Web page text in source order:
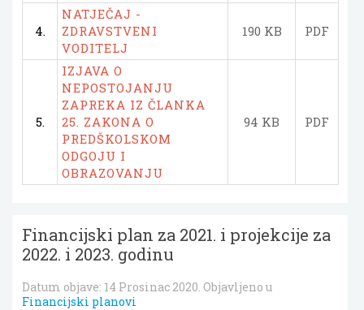
4.
NATJEČAJ -
ZDRAVSTVENI
VODITELJ
190 KB PDF
5.
IZJAVA O
NEPOSTOJANJU
ZAPREKA IZ ČLANKA
25. ZAKONA O
PREDŠKOLSKOM
ODGOJU I
OBRAZOVANJU
94 KB PDF
Financijski plan za 2021. i projekcije za
2022. i 2023. godinu
Datum objave: 14 Prosinac 2020. Objavljeno u
Financijski planovi